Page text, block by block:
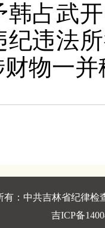
韩占武
纪违法
物一并
有：中共吉林省纪律检
吉ICP备